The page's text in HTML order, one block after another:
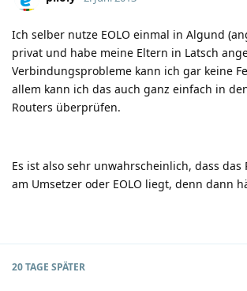
Ich selber nutze EOLO einmal in Algund
privat und habe meine Eltern in Latsch
Verbindungsprobleme kann ich gar keine
allem kann ich das auch ganz einfach in
Routers überprüfen.
Es ist also sehr unwahrscheinlich, dass das
am Umsetzer oder EOLO liegt, denn dann
20 TAGE SPÄTER